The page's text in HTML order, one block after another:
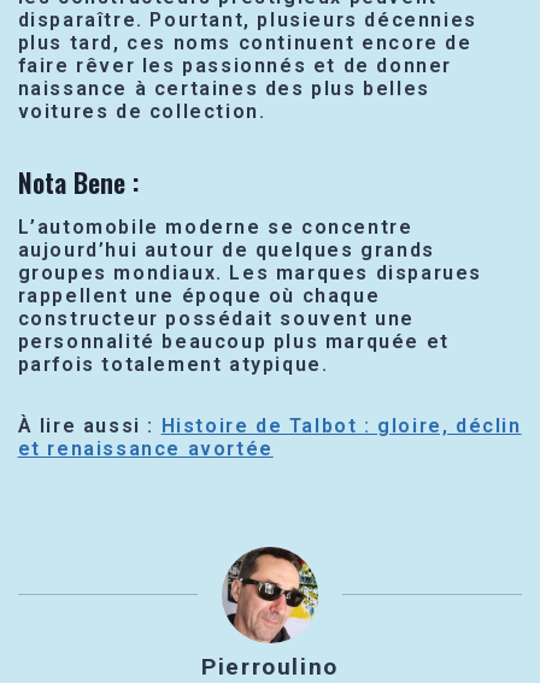
disparaître. Pourtant, plusieurs décennies
plus tard, ces noms continuent encore de
faire rêver les passionnés et de donner
naissance à certaines des plus belles
voitures de collection.
Nota Bene :
L’automobile moderne se concentre
aujourd’hui autour de quelques grands
groupes mondiaux. Les marques disparues
rappellent une époque où chaque
constructeur possédait souvent une
personnalité beaucoup plus marquée et
parfois totalement atypique.
À lire aussi :
Histoire de Talbot : gloire, déclin
et renaissance avortée
Pierroulino